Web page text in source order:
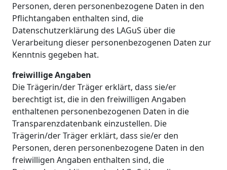
Personen, deren personenbezogene Daten in den
Pflichtangaben enthalten sind, die
Datenschutzerklärung des LAGuS über die
Verarbeitung dieser personenbezogenen Daten zur
Kenntnis gegeben hat.
freiwillige Angaben
Die Trägerin/der Träger erklärt, dass sie/er
berechtigt ist, die in den freiwilligen Angaben
enthaltenen personenbezogenen Daten in die
Transparenzdatenbank einzustellen. Die
Trägerin/der Träger erklärt, dass sie/er den
Personen, deren personenbezogene Daten in den
freiwilligen Angaben enthalten sind, die